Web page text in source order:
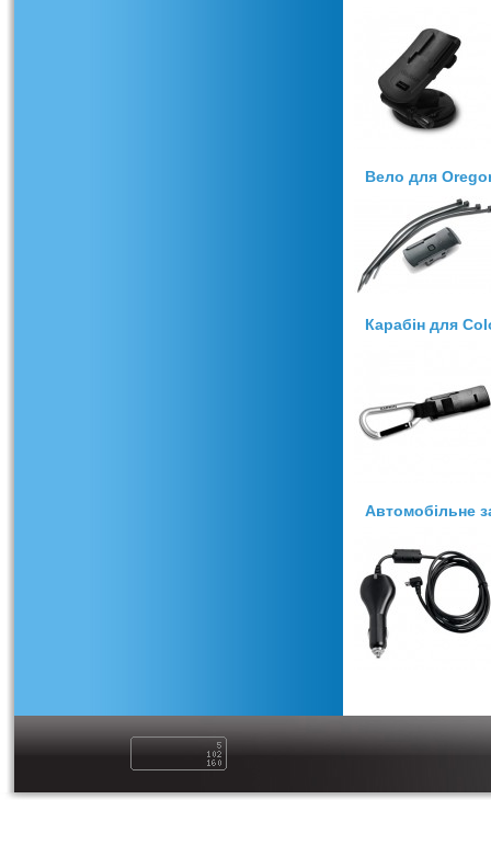
Вело для
Карабін для
Автомобільне